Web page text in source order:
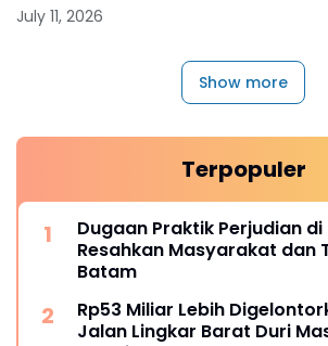
July 11, 2026
Show more
Terpopuler
Dugaan Praktik Perjudian
Resahkan Masyarakat dan
Batam
Rp53 Miliar Lebih
Jalan Lingkar Barat Duri